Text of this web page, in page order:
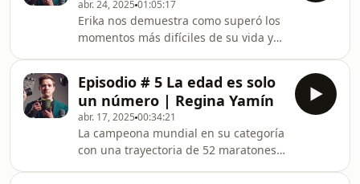
en los jóvenes y en nuestras
relaciones. También exploramos cómo
romper tabúes en pareja, mejorar la
comunicación emocional y reconectar,
construir responsabilidad afectiva
desde el amor. Una
abr. 24, 2025 01:05:17
Erika nos demuestra como superó los
momentos más difíciles de su vida y
en una emprendedora exitosa.
Episodio # 5 La edad es solo
un número | Regina Yamín
abr. 17, 2025 00:34:21
La campeona mundial en su categoría
con una trayectoria de 52 maratones,